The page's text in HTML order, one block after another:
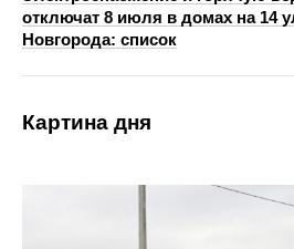
отключат 8 июля в домах на 14
Новгорода: список
Картина дня